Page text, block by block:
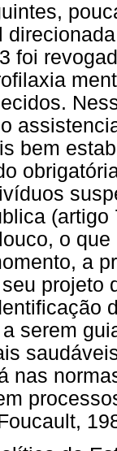
foi
bem
o
a
projeto
serem
nas